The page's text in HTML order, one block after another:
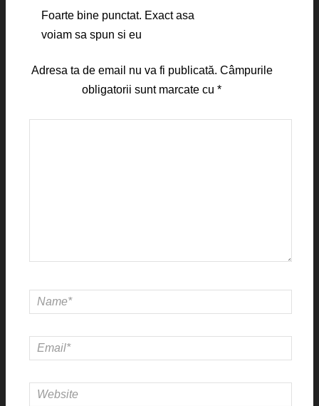
Foarte bine punctat. Exact asa
voiam sa spun si eu
Adresa ta de email nu va fi publicată. Câmpurile
obligatorii sunt marcate cu*